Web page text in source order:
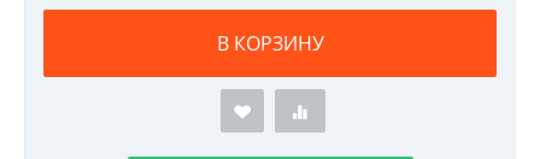
В КОРЗИНУ